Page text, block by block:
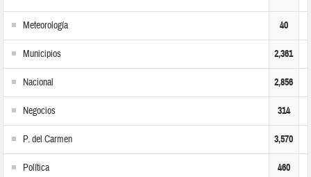
Meteorología 40
Municipios 2,361
Nacional 2,856
Negocios 314
P. del Carmen 3,570
Política 460